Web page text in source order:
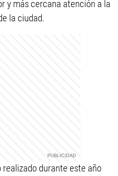
y más cercana atención a la
la ciudad.
durante este año